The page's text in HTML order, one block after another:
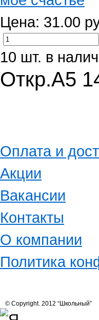
Цена: 31.00
10 шт. в
Откр.А5
Оплата и
Акции
Вакансии
Контакты
О компании
Политика
© Copyright. 2012 “Школьный”